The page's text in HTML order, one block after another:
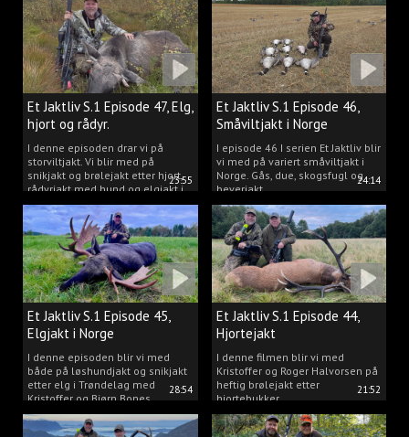
23:55
Et Jaktliv S.1 Episode 47, Elg,
hjort og rådyr.
I denne episoden drar vi på
storviltjakt. Vi blir med på
snikjakt og brølejakt etter hjort,
rådyrjakt med hund og elgjakt i
Trøndelag.
24:14
Et Jaktliv S.1 Episode 46,
Småviltjakt i Norge
I episode 46 I serien Et Jaktliv blir
vi med på variert småviltjakt i
Norge. Gås, due, skogsfugl og
beverjakt.
28:54
Et Jaktliv S.1 Episode 45,
Elgjakt i Norge
I denne episoden blir vi med
både på løshundjakt og snikjakt
etter elg i Trøndelag med
Kristoffer og Bjørn Bones
21:52
Et Jaktliv S.1 Episode 44,
Hjortejakt
I denne filmen blir vi med
Kristoffer og Roger Halvorsen på
heftig brølejakt etter
hjortebukker.